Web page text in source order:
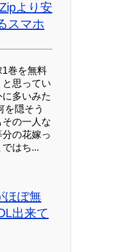
より安
スマホ
1巻を無料
思ってい
多いみた
を隠そう
の一人な
の花嫁っ
はち...
ほぼ無
出来て